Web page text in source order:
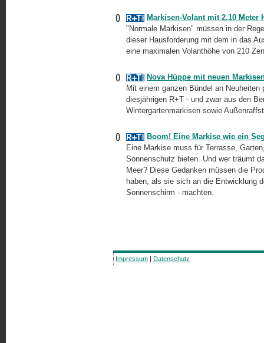
()
Markisen-Volant mit 2.10
"Normale Markisen" müssen in der
dieser Hausforderung mit dem in das
eine maximalen Volanthöhe von 210
()
Nova Hüppe mit neuen
Mit einem ganzen Bündel an
diesjährigen R+T - und zwar aus den
Wintergartenmarkisen sowie
()
Boom! Eine Markise wie ein
Eine Markise muss für Terrasse,
Sonnenschutz bieten. Und wer träumt
Meer? Diese Gedanken müssen die
haben, als sie sich an die Entwicklung
Sonnenschirm - machten.
Impressum | Datenschutz